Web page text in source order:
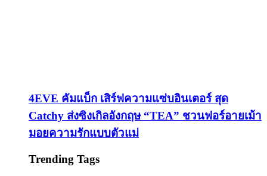
4EVE คัมแบ็ก เสิร์ฟความแซ่บอินเตอร์ สุด
Catchy ส่งซิงเกิลอังกฤษ “TEA” ชวนฟอร์อายเม้า
มอยความรักแบบตัวแม่
Trending Tags